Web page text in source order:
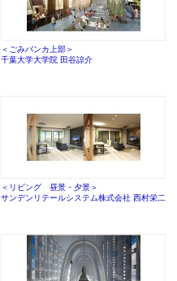
＜ごみバンカ上部＞
千葉大学大学院 田谷諒介
＜リビング 昼景・夕景＞
サンデンリテールシステム株式会社 西村栄二